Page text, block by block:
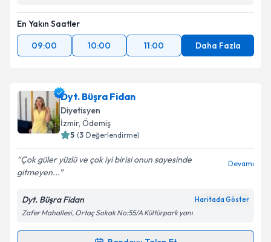
En Yakın Saatler
09:00
10:00 11:00 Daha Fazla
Dyt. Büşra Fidan
Diyetisyen
İzmir, Ödemiş
5 (3 Değerlendirme)
Çok güler yüzlü ve çok iyi birisi onun sayesinde
gitmeyen...
Devamı
Dyt. Büşra Fidan Haritada Göster
Zafer Mahallesi, Ortaç Sokak No:55/A Kültürpark yanı